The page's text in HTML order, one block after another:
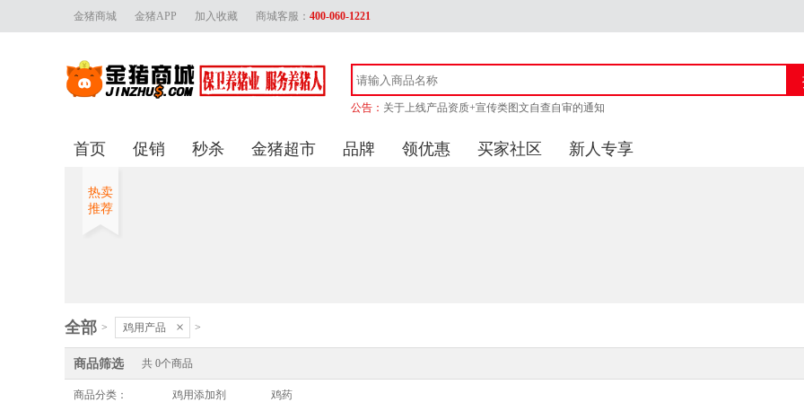
金猪商城 金猪APP 加入收藏 商城客服： 400-060-1221
公告： 关于上线产品资质+宣传类图文自查自审的通知
金猪商城上线产品审核的通知 附新广告法「1 - 29禁」
首页 促销 秒杀 金猪超市 品牌 领优惠 买家社区 新人专享
热卖
推荐
全部 > 鸡用产品 × >
商品筛选 共 0个商品
商品分类： 鸡用添加剂 鸡药